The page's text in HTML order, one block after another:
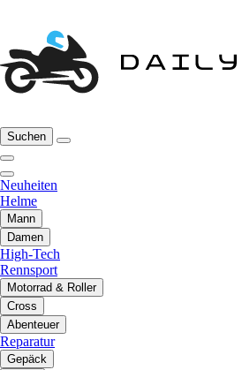
Suchen
Neuheiten
Helme
Mann
Damen
High-Tech
Rennsport
Motorrad & Roller
Cross
Abenteuer
Reparatur
Gepäck